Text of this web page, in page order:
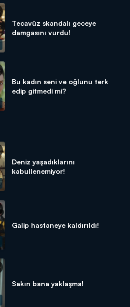
Tecavüz skandalı geceye
damgasını vurdu!
Bu kadın seni ve oğlunu terk
edip gitmedi mi?
Deniz yaşadıklarını
kabullenemiyor!
Galip hastaneye kaldırıldı!
Sakın bana yaklaşma!